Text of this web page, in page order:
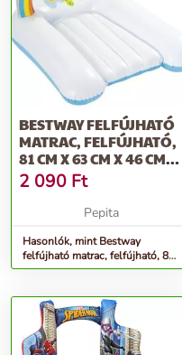
BESTWAY FELFÚJHATÓ
MATRAC, FELFÚJHATÓ,
81 CM X 63 CM X 46 CM,
TÖBBSZÍNŰ
2 090 Ft
Pepita
Hasonlók, mint Bestway
felfújható matrac, felfújható, 81
cm x 63 cm x 46 cm, többszínű